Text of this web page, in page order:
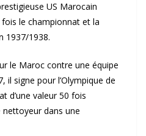
US Marocain
le championnat et la
1937/1938.
le Maroc contre une équipe
il signe pour l’Olympique de
d’une valeur 50 fois
dans une